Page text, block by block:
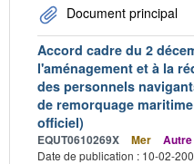
Document principal
Accord cadre du 2
l'aménagement et à la
des personnels
de remorquage
officiel)
EQUT0610269X Mer Autre
Date de publication : 10-02-